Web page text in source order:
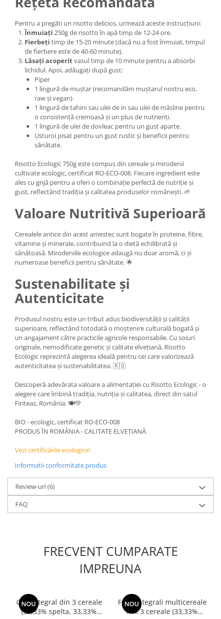
Pentru a pregăti un risotto delicios, urmează aceste instrucțiuni:
Înmuiați 250g de risotto în apă timp de 12-24 ore.
Fierbeți timp de 15-20 minute (dacă nu a fost înmuiat, timpul
de fierbere este de 40-60 minute).
Lăsați acoperitvasul timp de 10 minute pentru a absorbi
lichidul. Apoi, adăugați după gust:
Piper
1 lingură de muștar (recomandăm muștarul nostru eco,
raw și vegan)
1 lingură de tahini sau ulei de in sau ulei de măsline pentru
o consistență cremoasă și un plus de nutrienți.
1 lingură de ulei de dovleac pentru un gust aparte.
Usturoi pisat pentru un gust rustic și beneficii pentru
sănătate.
Risotto Ecologic 750g este compus din cereale și mirodenii
cultivate ecologic, certificat RO-ECO-008. Fiecare ingredient este
ales cu grijă pentru a oferi o combinație perfectă de nutriție și
gust, reflectând tradiția și calitatea produselor românești. 🌱
Valoare Nutritivă Superioară
Cerealele antice din acest amestec sunt bogate în proteine, fibre,
vitamine și minerale, contribuind la o dietă echilibrată și
sănătoasă. Mirodeniile ecologice adaugă nu doar aromă, ci și
numeroase beneficii pentru sănătate. 🌟
Sustenabilitate și
Autenticitate
Produsul nostru este un tribut adus biodiversității și calității
superioare, reflectând totodată o moștenire culturală bogată și
un angajament către practicile agricole responsabile. Cu soiuri
originale, nemodificate genetic și calitate elvețiană, Risotto
Ecologic reprezintă alegerea ideală pentru cei care valorizează
autenticitatea și sustenabilitatea. 🇷🇴
Descoperă adevărata valoare a alimentației cu Risotto Ecologic - o
alegere care îmbină tradiția, nutriția și calitatea, direct din satul
Firiteaz, România. 🍽️💚
BIO - ecologic, certificat RO-ECO-008
PRODUS ÎN ROMÂNIA - CALITATE ELVEȚIANĂ
Vezi certificările ecologice!
Informatii conformitate produs
Review-uri(6)
FAQ
FRECVENT CUMPARATE
IMPREUNA
NOU
Griș integral din 3 cereale
(33,33% spelta, 33,33%
NOU
Fulgi integrali multicereale
mix 3 cereale (33,33%